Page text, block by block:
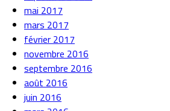
mai 2017
mars 2017
février 2017
novembre 2016
septembre 2016
août 2016
juin 2016